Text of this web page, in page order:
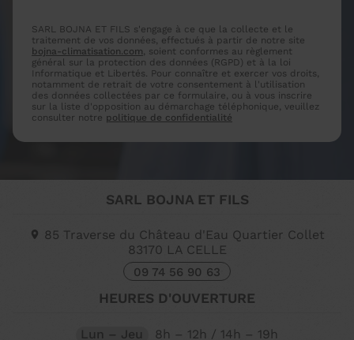
SARL BOJNA ET FILS s'engage à ce que la collecte et le
traitement de vos données, effectués à partir de notre site
bojna-climatisation.com, soient conformes au règlement
général sur la protection des données (RGPD) et à la loi
Informatique et Libertés. Pour connaître et exercer vos droits,
notamment de retrait de votre consentement à l'utilisation
des données collectées par ce formulaire, ou à vous inscrire
sur la liste d'opposition au démarchage téléphonique, veuillez
consulter notre politique de confidentialité
SARL BOJNA ET FILS
85 Traverse du Château d'Eau Quartier Collet
83170 LA CELLE
09 74 56 90 63
HEURES D'OUVERTURE
Lun – Jeu
8h – 12h / 14h – 19h